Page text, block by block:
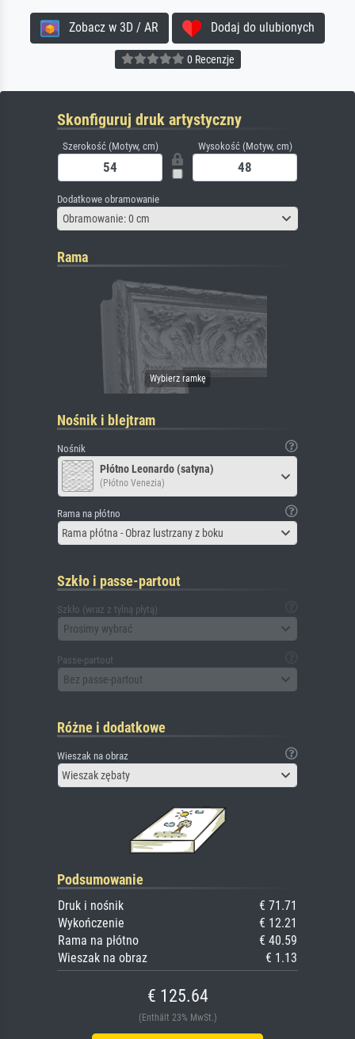
Zobacz w 3D / AR Dodaj do ulubionych
0 Recenzje
Skonfiguruj druk artystyczny
Szerokość (Motyw, cm) Wysokość (Motyw, cm)
Dodatkowe obramowanie
Obramowanie: 0 cm
Rama
Nośnik i blejtram
Nośnik
Płótno Leonardo (satyna)
(Płótno Venezia)
Rama na płótno
Rama płótna - Obraz lustrzany z boku
Szkło i passe-partout
Szkło (wraz z tylną płytą)
Prosimy wybrać
Passe-partout
Bez passe-partout
Różne i dodatkowe
Wieszak na obraz
Wieszak zębaty
Podsumowanie
Druk i nośnik
€ 71.71
Wykończenie
€ 12.21
Rama na płótno
€ 40.59
Wieszak na obraz
€ 1.13
€ 125.64
(Enthält 23% MwSt.)